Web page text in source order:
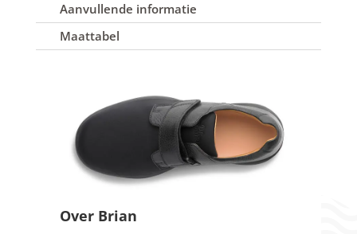
Aanvullende informatie
Maattabel
Over Brian